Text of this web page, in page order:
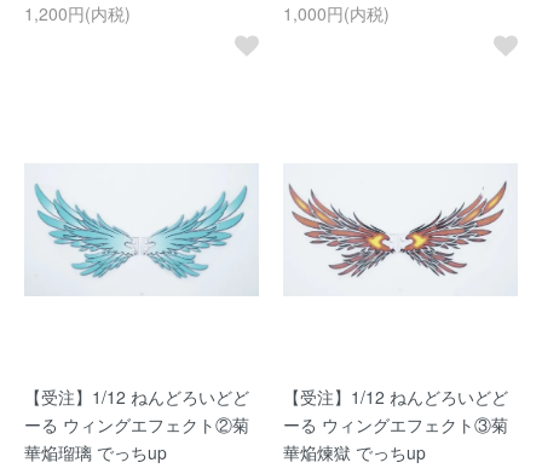
1,200円(内税)
1,000円(内税)
【受注】1/12 ねんどろいどど
ーる ウィングエフェクト②菊
華焔瑠璃 でっちup
【受注】1/12 ねんどろいどど
ーる ウィングエフェクト③菊
華焔煉獄 でっちup